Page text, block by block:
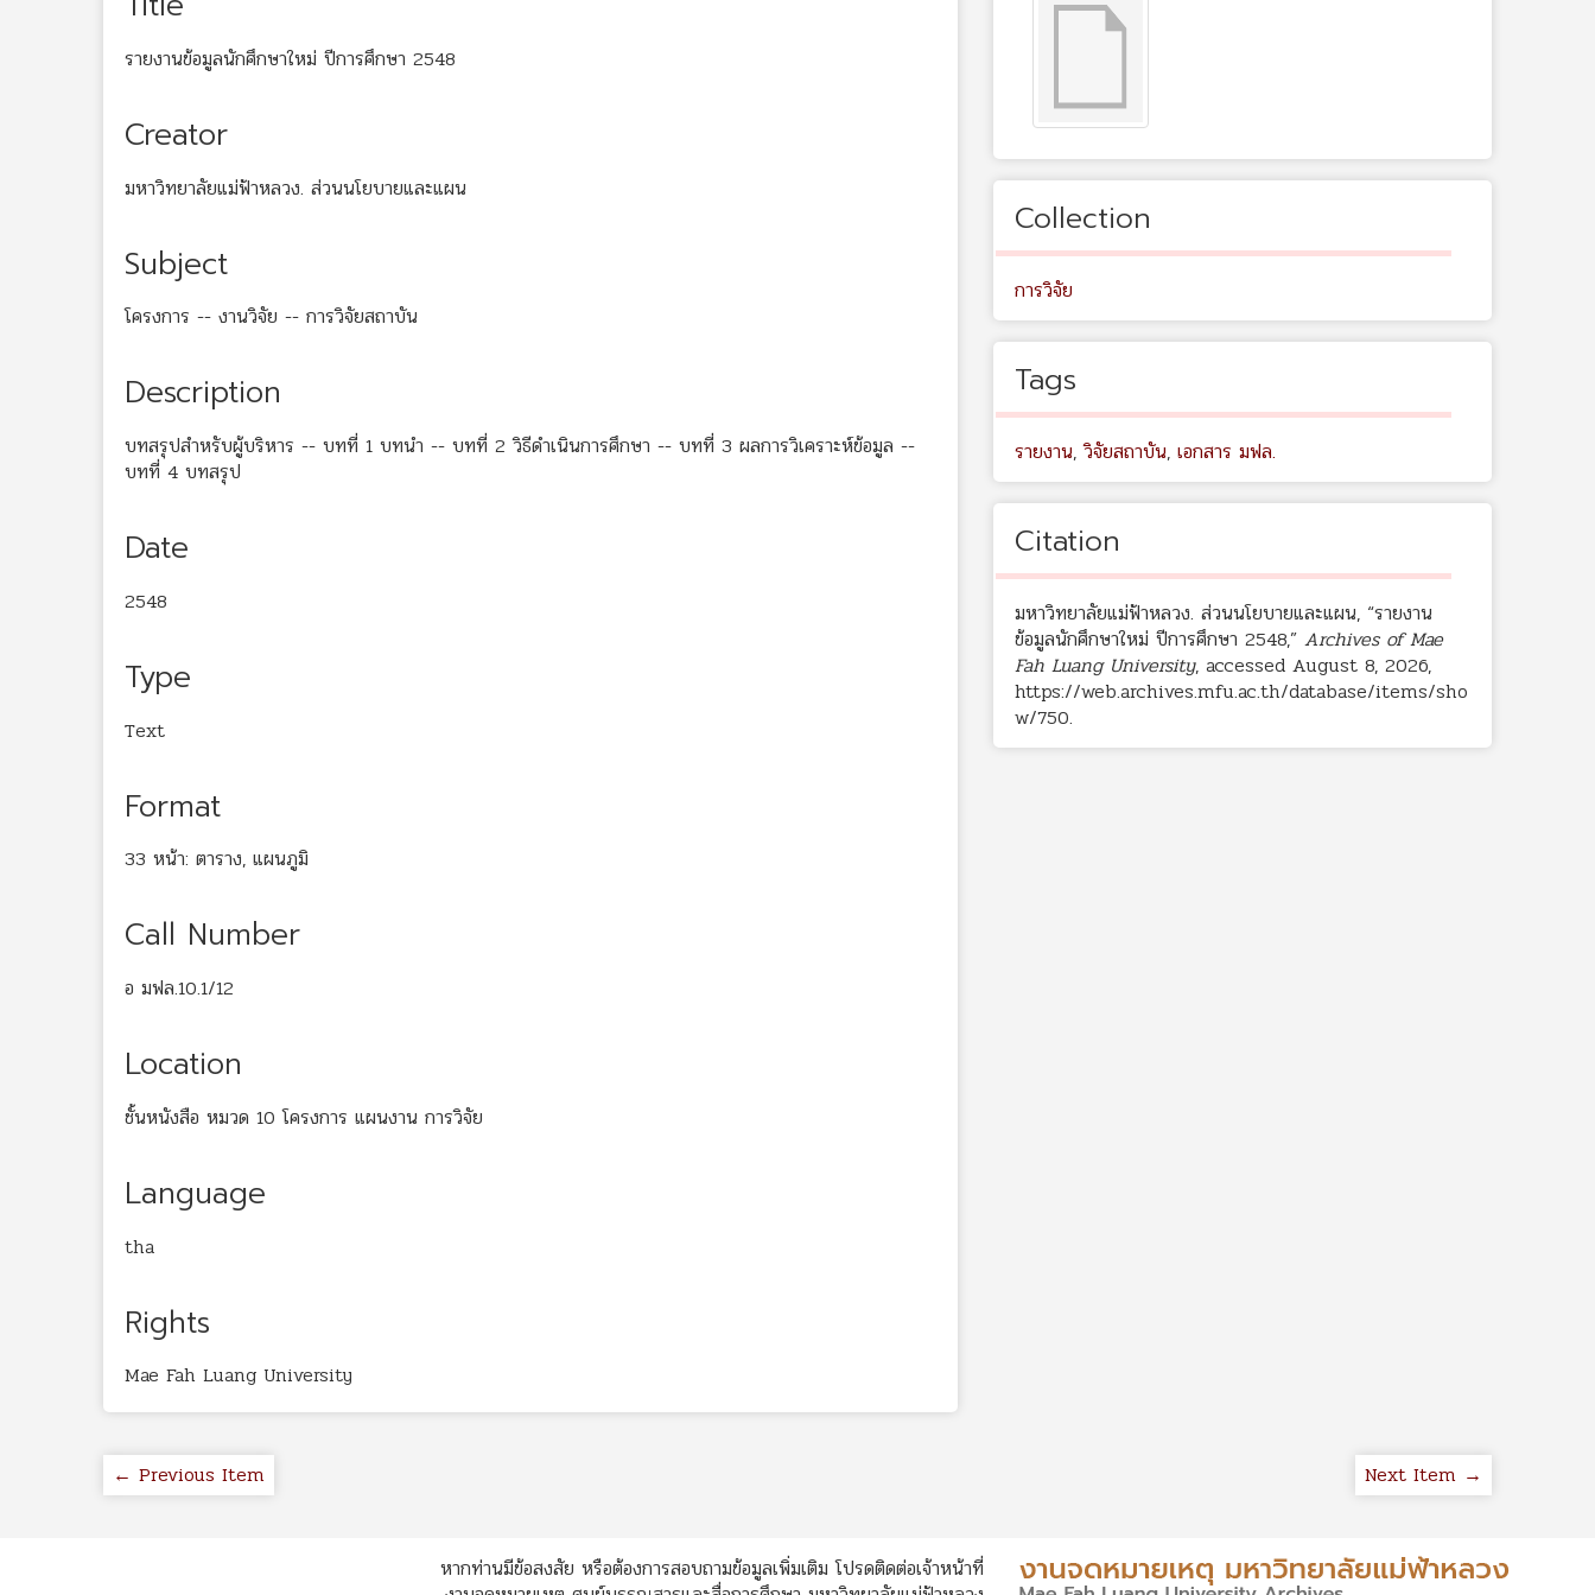
รายงานข้อมูลนักศึกษาใหม่ ปีการศึกษา 2548
Creator
มหาวิทยาลัยแม่ฟ้าหลวง. ส่วนนโยบายและแผน
Subject
โครงการ -- งานวิจัย -- การวิจัยสถาบัน
Description
บทสรุปสำหรับผู้บริหาร -- บทที่ 1 บทนำ -- บทที่ 2 วิธีดำเนินการศึกษา -- บทที่ 3 ผลการวิเคราะห์ข้อมูล --
บทที่ 4 บทสรุป
Date
2548
Type
Text
Format
33 หน้า: ตาราง, แผนภูมิ
Call Number
อ มฟล.10.1/12
Location
ชั้นหนังสือ หมวด 10 โครงการ แผนงาน การวิจัย
Language
tha
Rights
Mae Fah Luang University
Collection
การวิจัย
Tags
รายงาน,วิจัยสถาบัน, เอกสาร มฟล.
Citation
มหาวิทยาลัยแม่ฟ้าหลวง. ส่วนนโยบายและแผน, “รายงาน
ข้อมูลนักศึกษาใหม่ ปีการศึกษา 2548,” Archives of Mae
Fah Luang University, accessed August 8, 2026,
https://web.archives.mfu.ac.th/database/items/sho
w/750.
← Previous Item Next Item →
หากท่านมีข้อสงสัย หรือต้องการสอบถามข้อมูลเพิ่มเติม โปรดติดต่อเจ้าหน้าที่